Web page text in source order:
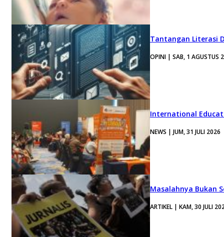
Tantangan Literasi
OPINI | SAB, 1 AGUSTUS
International
NEWS | JUM, 31 JULI 2026
Masalahnya Bukan
ARTIKEL | KAM, 30 JULI